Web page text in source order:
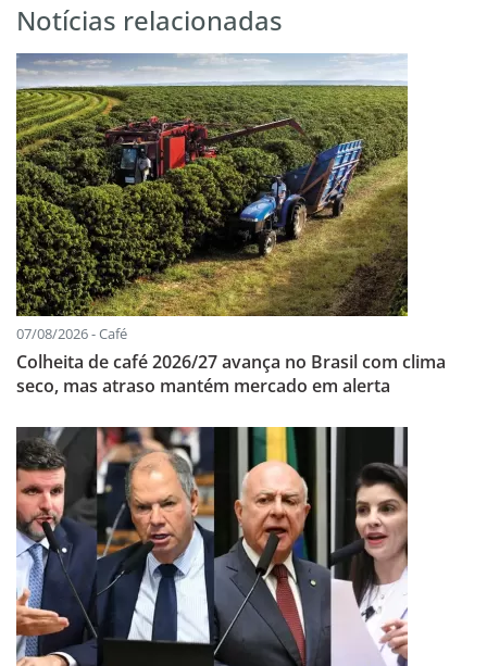
Notícias relacionadas
07/08/2026 - Café
Colheita de café 2026/27 avança no Brasil com clima
seco, mas atraso mantém mercado em alerta